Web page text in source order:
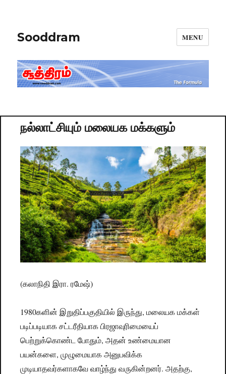
Sooddram MENU
நல்லாட்சியும் மலையக மக்களும்
(கலாநிதி இரா. ரமேஷ்)
1980களின் இறுதிப்பகுதியில் இருந்து, மலையக மக்கள்
படிப்படியாக சட்டரீதியாக பிரஜாவுரிமையைப்
பெற்றுக்கொண்ட போதும், அதன் உண்மையான
பயன்களை, முழுமையாக அனுபவிக்க
முடியாதவர்களாகவே வாழ்ந்து வருகின்றனர். அதற்கு,